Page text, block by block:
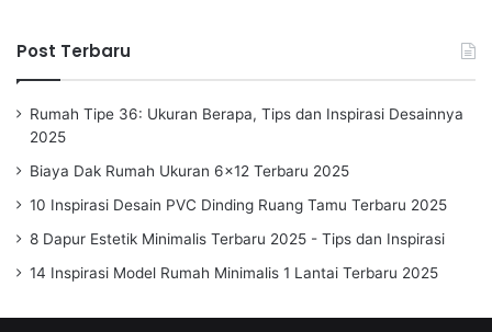
Post Terbaru
Rumah Tipe 36: Ukuran Berapa, Tips dan Inspirasi Desainnya
2025
Biaya Dak Rumah Ukuran 6×12 Terbaru 2025
10 Inspirasi Desain PVC Dinding Ruang Tamu Terbaru 2025
8 Dapur Estetik Minimalis Terbaru 2025 - Tips dan Inspirasi
14 Inspirasi Model Rumah Minimalis 1 Lantai Terbaru 2025